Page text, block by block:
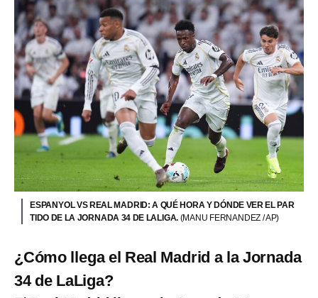
ESPANYOL VS REAL MADRID: A QUÉ HORA Y DÓNDE VER EL PAR
TIDO DE LA JORNADA 34 DE LALIGA. (MANU FERNANDEZ / AP)
¿Cómo llega el Real Madrid a la Jornada
34 de LaLiga?